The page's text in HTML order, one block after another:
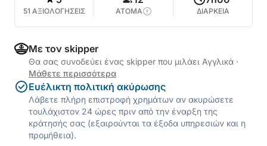
51 ΑΞΙΟΛΟΓΗΣΕΙΣ ΑΤΟΜΑ ΔΙΑΡΚΕΙΑ
Με τον skipper
Θα σας συνοδεύει ένας skipper που μιλάει Αγγλικά ·
Μάθετε περισσότερα
Ευέλικτη πολιτική ακύρωσης
Λάβετε πλήρη επιστροφή χρημάτων αν ακυρώσετε
τουλάχιστον 24 ώρες πριν από την έναρξη της
κράτησής σας (εξαιρούνται τα έξοδα υπηρεσιών και η
προμήθεια).